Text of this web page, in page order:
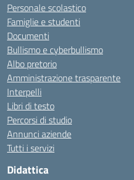
Personale scolastico
Famiglie e studenti
Documenti
Bullismo e cyberbullismo
Albo pretorio
Amministrazione trasparente
Interpelli
Libri di testo
Percorsi di studio
Annunci aziende
Tutti i servizi
Didattica